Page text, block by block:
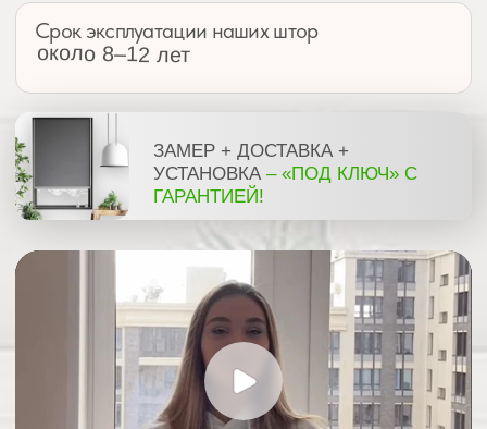
+7
Заказать консультацию
Для бесплатной консультации
оставьте свой номер телефона
нажимая на кнопку, Вы соглашаетесь
с условиями политики конфиденциальности